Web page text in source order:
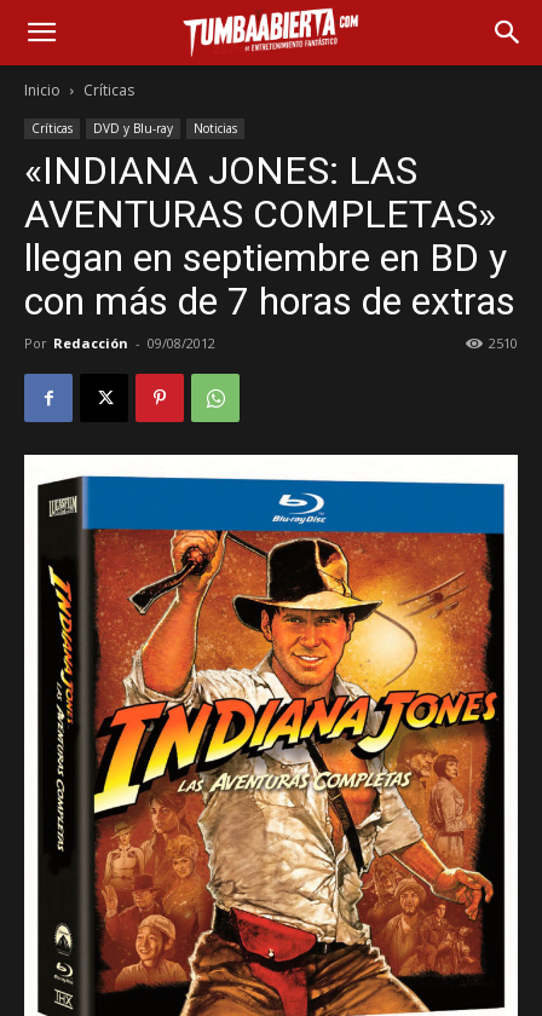
Inicio Críticas
Críticas DVD y Blu-ray Noticias
«INDIANA JONES: LAS
AVENTURAS COMPLETAS»
llegan en septiembre en BD y
con más de 7 horas de extras
Por Redacción - 09/08/2012 2510